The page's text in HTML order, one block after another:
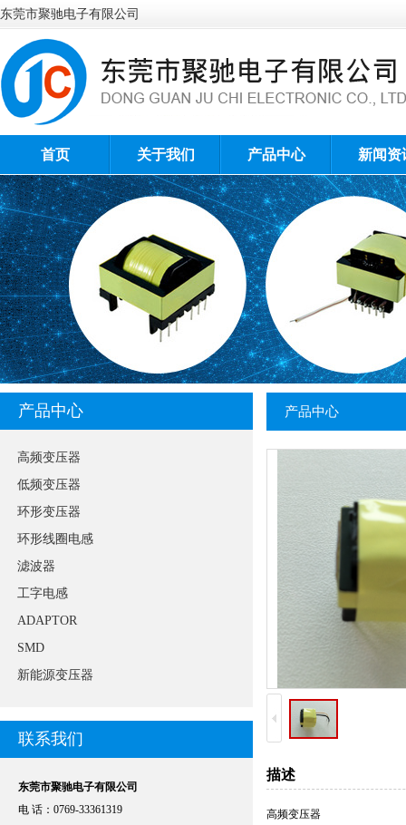
东莞市聚驰电子有限公司
首页 关于我们 产品中心 新闻资
产品中心
高频变压器
低频变压器
环形变压器
环形线圈电感
滤波器
工字电感
ADAPTOR
SMD
新能源变压器
联系我们
东莞市聚驰电子有限公司
电 话：0769-33361319
产品中心
描述
高频变压器